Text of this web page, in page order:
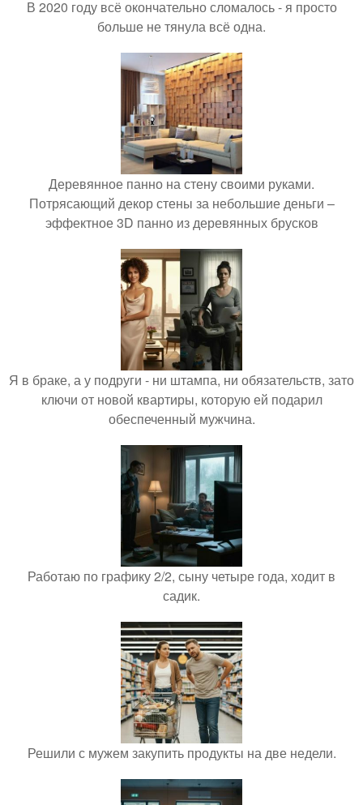
В 2020 году всё окончательно сломалось - я просто
больше не тянула всё одна.
Деревянное панно на стену своими руками.
Потрясающий декор стены за небольшие деньги –
эффектное 3D панно из деревянных брусков
Я в браке, а у подруги - ни штампа, ни обязательств, зато
ключи от новой квартиры, которую ей подарил
обеспеченный мужчина.
Работаю по графику 2/2, сыну четыре года, ходит в
садик.
Решили с мужем закупить продукты на две недели.